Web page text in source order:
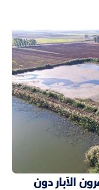
الآبار دون